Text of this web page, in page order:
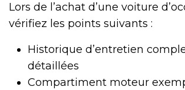
Lors de l’achat d’une voiture
vérifiez les points suivants :
Historique d’entretien
détaillées
Compartiment moteur